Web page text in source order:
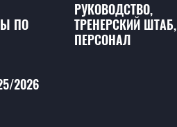
ПО
2026
РУКОВОДСТВО,
ТРЕНЕРСКИЙ ШТАБ,
ПЕРСОНАЛ